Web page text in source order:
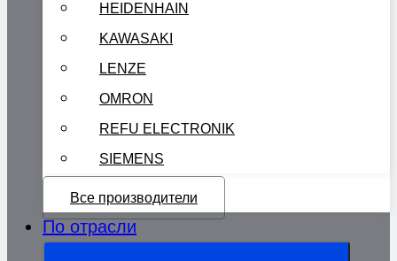
HEIDENHAIN
KAWASAKI
LENZE
OMRON
REFU ELECTRONIK
SIEMENS
Все производители
По отрасли